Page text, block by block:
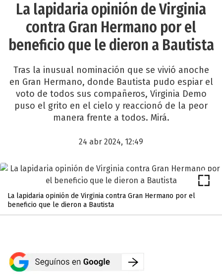
La lapidaria opinión de Virginia
contra Gran Hermano por el
beneficio que le dieron a Bautista
Tras la inusual nominación que se vivió anoche
en Gran Hermano, donde Bautista pudo espiar el
voto de todos sus compañeros, Virginia Demo
puso el grito en el cielo y reaccionó de la peor
manera frente a todos. Mirá.
24 abr 2024, 12:49
La lapidaria opinión de Virginia contra Gran Hermano por el
beneficio que le dieron a Bautista